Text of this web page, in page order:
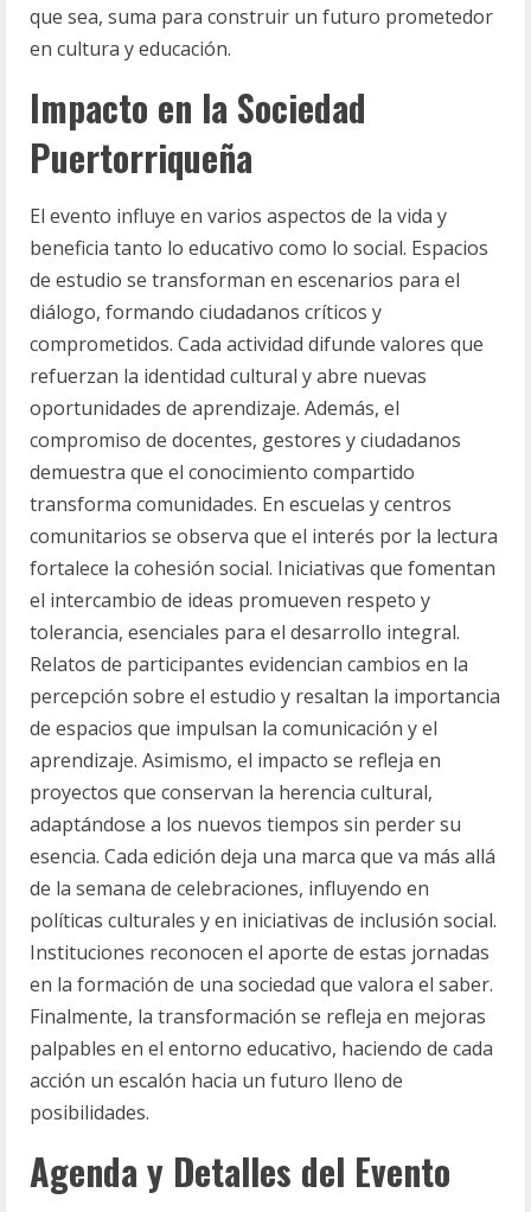
que sea, suma para construir un futuro prometedor
en cultura y educación.
Impacto en la Sociedad
Puertorriqueña
El evento influye en varios aspectos de la vida y
beneficia tanto lo educativo como lo social. Espacios
de estudio se transforman en escenarios para el
diálogo, formando ciudadanos críticos y
comprometidos. Cada actividad difunde valores que
refuerzan la identidad cultural y abre nuevas
oportunidades de aprendizaje. Además, el
compromiso de docentes, gestores y ciudadanos
demuestra que el conocimiento compartido
transforma comunidades. En escuelas y centros
comunitarios se observa que el interés por la lectura
fortalece la cohesión social. Iniciativas que fomentan
el intercambio de ideas promueven respeto y
tolerancia, esenciales para el desarrollo integral.
Relatos de participantes evidencian cambios en la
percepción sobre el estudio y resaltan la importancia
de espacios que impulsan la comunicación y el
aprendizaje. Asimismo, el impacto se refleja en
proyectos que conservan la herencia cultural,
adaptándose a los nuevos tiempos sin perder su
esencia. Cada edición deja una marca que va más allá
de la semana de celebraciones, influyendo en
políticas culturales y en iniciativas de inclusión social.
Instituciones reconocen el aporte de estas jornadas
en la formación de una sociedad que valora el saber.
Finalmente, la transformación se refleja en mejoras
palpables en el entorno educativo, haciendo de cada
acción un escalón hacia un futuro lleno de
posibilidades.
Agenda y Detalles del Evento